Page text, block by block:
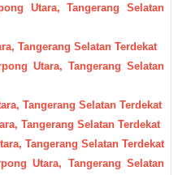
Utara, Tangerang Selatan
Tangerang Selatan Terdekat
Utara, Tangerang Selatan
Tangerang Selatan Terdekat
Tangerang Selatan Terdekat
Tangerang Selatan Terdekat
Utara, Tangerang Selatan